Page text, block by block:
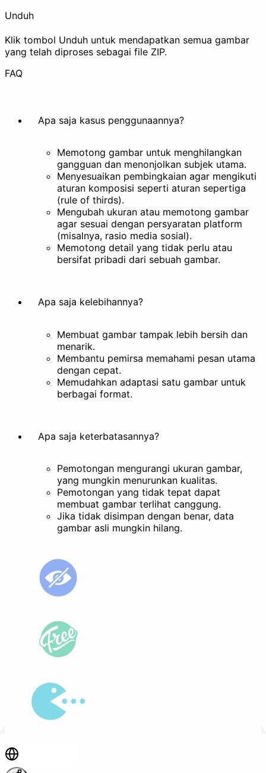
Buat Animasi Ekstrak
Hapus Latar Belakang
Dokumentasi
Unduh
Klik tombol Unduh untuk mendapatkan semua gambar
yang telah diproses sebagai file ZIP.
FAQ
Apa saja kasus penggunaannya?
Memotong gambar untuk menghilangkan
gangguan dan menonjolkan subjek utama.
Menyesuaikan pembingkaian agar mengikuti
aturan komposisi seperti aturan sepertiga
(rule of thirds).
Mengubah ukuran atau memotong gambar
agar sesuai dengan persyaratan platform
(misalnya, rasio media sosial).
Memotong detail yang tidak perlu atau
bersifat pribadi dari sebuah gambar.
Apa saja kelebihannya?
Membuat gambar tampak lebih bersih dan
menarik.
Membantu pemirsa memahami pesan utama
dengan cepat.
Memudahkan adaptasi satu gambar untuk
berbagai format.
Apa saja keterbatasannya?
Pemotongan mengurangi ukuran gambar,
yang mungkin menurunkan kualitas.
Pemotongan yang tidak tepat dapat
membuat gambar terlihat canggung.
Jika tidak disimpan dengan benar, data
gambar asli mungkin hilang.